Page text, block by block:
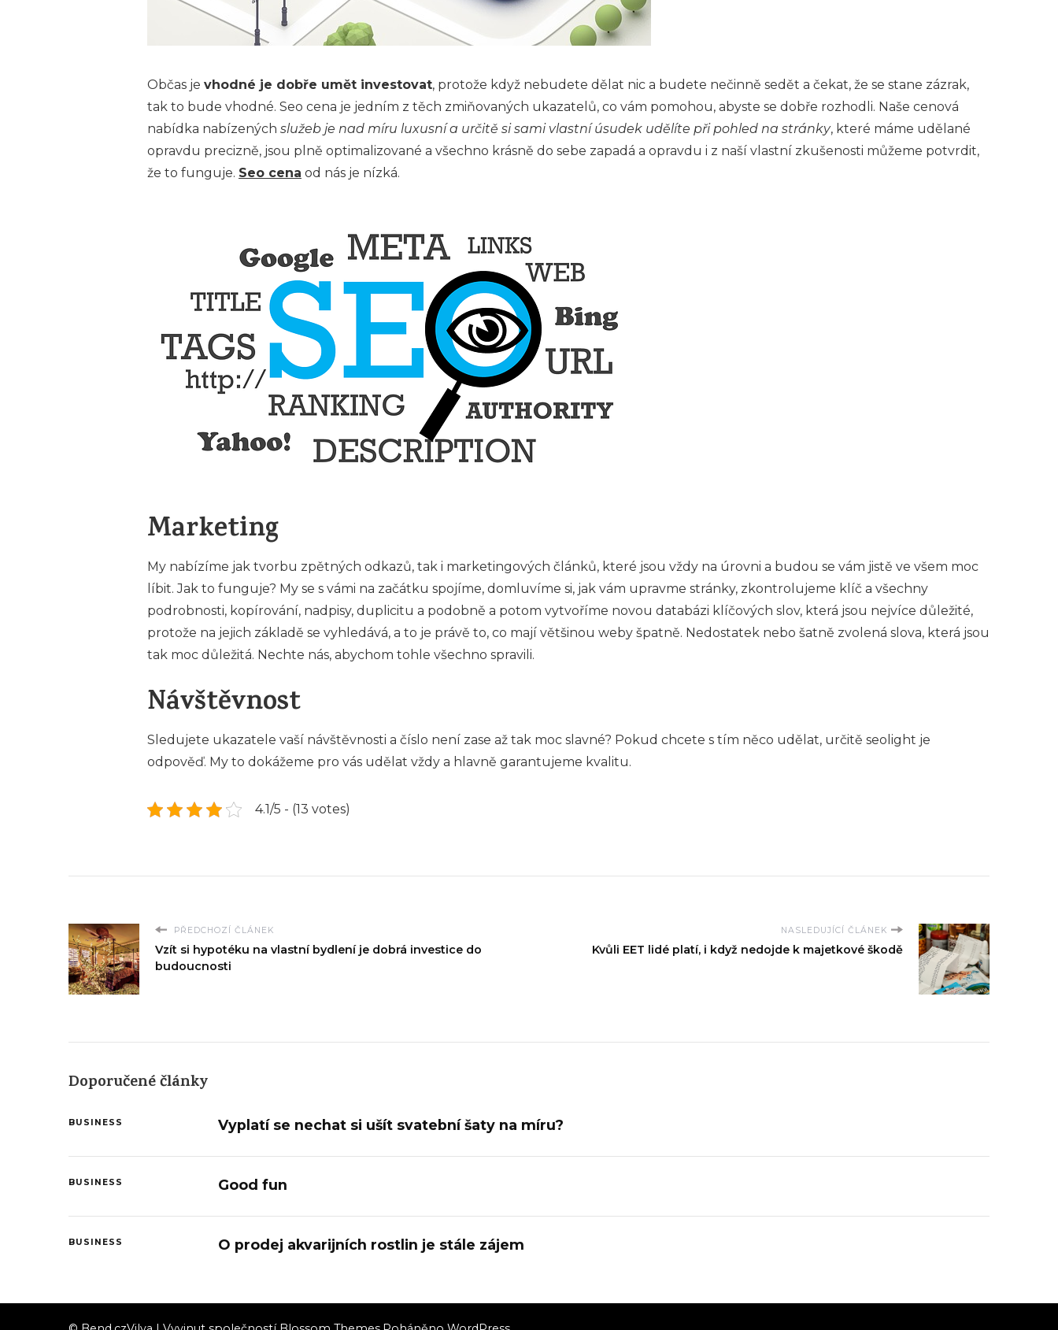
Občas je vhodné je dobře umět investovat, protože když nebudete dělat nic a budete nečinně sedět a čekat, že se stane zázrak,
tak to bude vhodné. Seo cena je jedním z těch zmiňovaných ukazatelů, co vám pomohou, abyste se dobře rozhodli. Naše cenová
nabídka nabízených služeb je nad míru luxusní a určitě si sami vlastní úsudek udělíte při pohled na stránky, které máme udělané
opravdu precizně, jsou plně optimalizované a všechno krásně do sebe zapadá a opravdu i z naší vlastní zkušenosti můžeme potvrdit,
že to funguje. Seo cena od nás je nízká.
Marketing
My nabízíme jak tvorbu zpětných odkazů, tak i marketingových článků, které jsou vždy na úrovni a budou se vám jistě ve všem moc
líbit. Jak to funguje? My se s vámi na začátku spojíme, domluvíme si, jak vám upravme stránky, zkontrolujeme klíč a všechny
podrobnosti, kopírování, nadpisy, duplicitu a podobně a potom vytvoříme novou databázi klíčových slov, která jsou nejvíce důležité,
protože na jejich základě se vyhledává, a to je právě to, co mají většinou weby špatně. Nedostatek nebo šatně zvolená slova, která jsou
tak moc důležitá. Nechte nás, abychom tohle všechno spravili.
Návštěvnost
Sledujete ukazatele vaší návštěvnosti a číslo není zase až tak moc slavné? Pokud chcete s tím něco udělat, určitě seolight je
odpověď. My to dokážeme pro vás udělat vždy a hlavně garantujeme kvalitu.
4.1/5 - (13 votes)
PŘEDCHOZÍ ČLÁNEK
Vzít si hypotéku na vlastní bydlení je dobrá investice do
budoucnosti
NASLEDUJÍCÍ ČLÁNEK
Kvůli EET lidé platí, i když nedojde k majetkové škodě
Doporučené články
BUSINESS Vyplatí se nechat si ušít svatební šaty na míru?
BUSINESS Good fun
BUSINESS O prodej akvarijních rostlin je stále zájem